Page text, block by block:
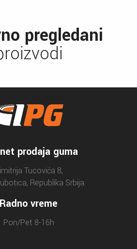
pregledani
prodaja guma
Tucovića 8,
Republika Srbija.
Radno vreme
Pon/Pet 8-16h